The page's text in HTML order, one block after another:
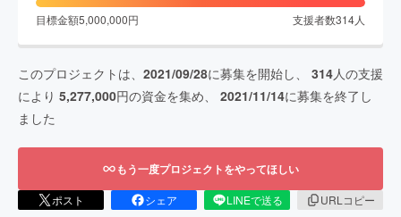
目標金額5,000,000円 支援者数314人
このプロジェクトは、 2021/09/28に募集を開始し、 314人の支援
により 5,277,000円の資金を集め、 2021/11/14に募集を終了し
ました
もう一度プロジェクトをやってほしい
ポスト シェア LINEで送る
URLコピー